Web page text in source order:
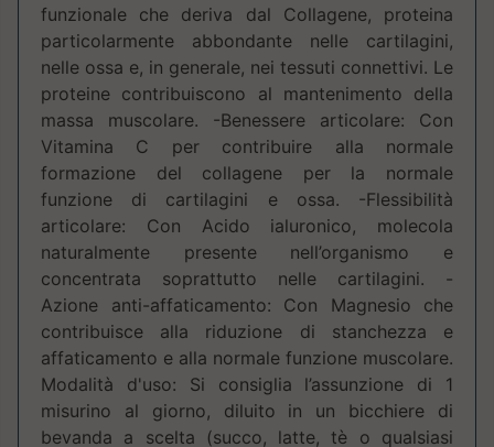
funzionale che deriva dal Collagene, proteina
particolarmente abbondante nelle cartilagini,
nelle ossa e, in generale, nei tessuti connettivi. Le
proteine contribuiscono al mantenimento della
massa muscolare. -Benessere articolare: Con
Vitamina C per contribuire alla normale
formazione del collagene per la normale
funzione di cartilagini e ossa. -Flessibilità
articolare: Con Acido ialuronico, molecola
naturalmente presente nell’organismo e
concentrata soprattutto nelle cartilagini. -
Azione anti-affaticamento: Con Magnesio che
contribuisce alla riduzione di stanchezza e
affaticamento e alla normale funzione muscolare.
Modalità d'uso: Si consiglia l’assunzione di 1
misurino al giorno, diluito in un bicchiere di
bevanda a scelta (succo, latte, tè o qualsiasi